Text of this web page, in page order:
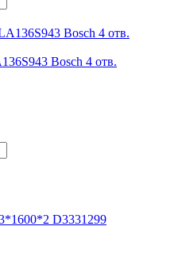
Bosch 4 отв.
D3331299